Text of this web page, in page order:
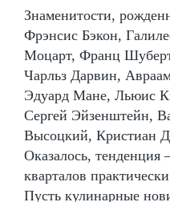
Знаменитости,
Фрэнсис Бэкон,
Моцарт, Франц
Чарльз Дарвин,
Эдуард Мане, Льюис
Сергей Эйзенштейн,
Высоцкий, Кристиан
Оказалось,
кварталов
Пусть кулинарные